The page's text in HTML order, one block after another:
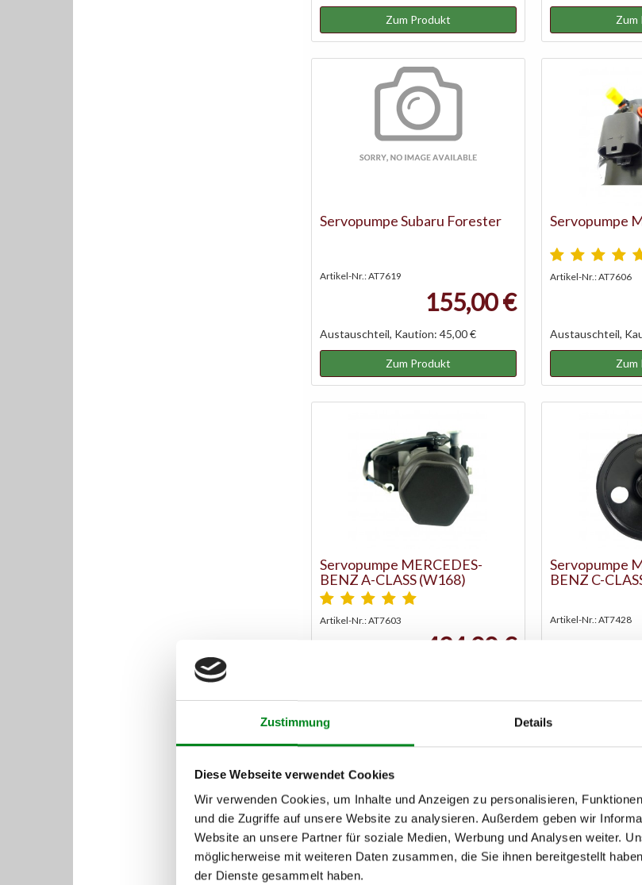
Zustimmung Details
Diese Webseite verwendet Cookies
Wir verwenden Cookies, um Inhalte und Anzeigen zu personalisieren,
und die Zugriffe auf unsere Website zu analysieren. Außerdem geben wir
Website an unsere Partner für soziale Medien, Werbung und Analysen weiter.
möglicherweise mit weiteren Daten zusammen, die Sie ihnen bereitgestellt
der Dienste gesammelt haben.
Zum Produkt Zum
Servopumpe Subaru Forester
Artikel-Nr.: AT7619
155,00 €
Austauschteil, Kaution: 45,00 €
Zum Produkt
Servopumpe
Artikel-Nr.: AT7606
Austauschteil,
Zum
Servopumpe MERCEDES-
BENZ A-CLASS (W168)
Artikel-Nr.: AT7603
494,00 €
Servopumpe
BENZ C-
Artikel-Nr.: AT7428